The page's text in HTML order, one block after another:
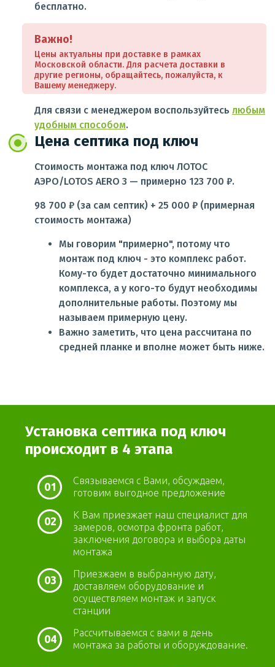
бесплатно.
Важно!
Цены актуальны при доставке в рамках
Московской области. Для расчета доставки в
другие регионы, обращайтесь, пожалуйста, к
Вашему менеджеру.
Для связи с менеджером воспользуйтесь любым
удобным способом.
Цена септика под ключ
Стоимость монтажа под ключ ЛОТОС
АЭРО/LOTOS AERO 3 — примерно 123 700 ₽.
98 700 ₽ (за сам септик) + 25 000 ₽ (примерная
стоимость монтажа)
Мы говорим "примерно", потому что
монтаж под ключ - это комплекс работ.
Кому-то будет достаточно минимального
комплекса, а у кого-то будут необходимы
дополнительные работы. Поэтому мы
называем примерную цену.
Важно заметить, что цена рассчитана по
средней планке и вполне может быть ниже.
Установка септика под ключ
происходит в 4 этапа
01
Связываемся с Вами, обсуждаем,
готовим выгодное предложение
02
К Вам приезжает наш специалист для
замеров, осмотра фронта работ,
заключения договора и выбора даты
монтажа
03
Приезжаем в выбранную дату,
доставляем оборудование и
осуществляем монтаж и запуск
станции
04
Рассчитываемся с вами в день
монтажа за работы и оборуждование.